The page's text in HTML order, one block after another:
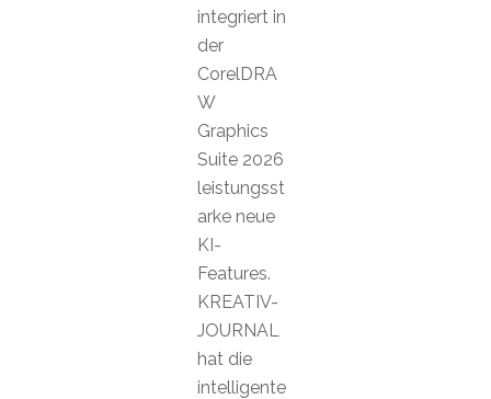
integriert in
der
CorelDRA
W
Graphics
Suite 2026
leistungsst
arke neue
KI-
Features.
KREATIV-
JOURNAL
hat die
intelligente